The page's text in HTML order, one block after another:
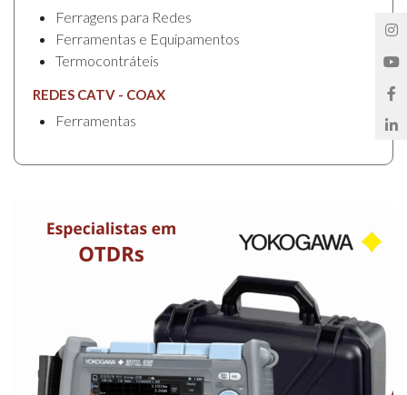
Ferragens para Redes
Ferramentas e Equipamentos
Termocontráteis
REDES CATV - COAX
Ferramentas